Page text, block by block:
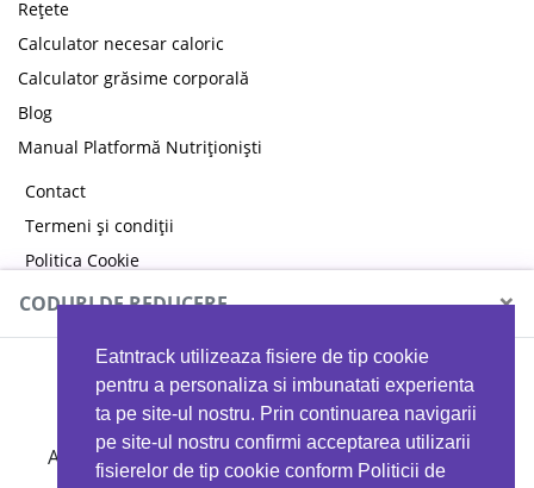
Eatntrack utilizeaza fisiere de tip cookie
pentru a personaliza si imbunatati experienta
ta pe site-ul nostru. Prin continuarea navigarii
pe site-ul nostru confirmi acceptarea utilizarii
fisierelor de tip cookie conform Politicii de
Rețete
Calculator necesar caloric
Calculator grăsime corporală
Blog
Manual Platformă Nutriționiști
Contact
Termeni și condiții
Politica Cookie
Politica de confidențialitate
CODURI DE REDUCERE ×
MYPROTEIN
Ai 40%reducere la orice comandă folosind codul